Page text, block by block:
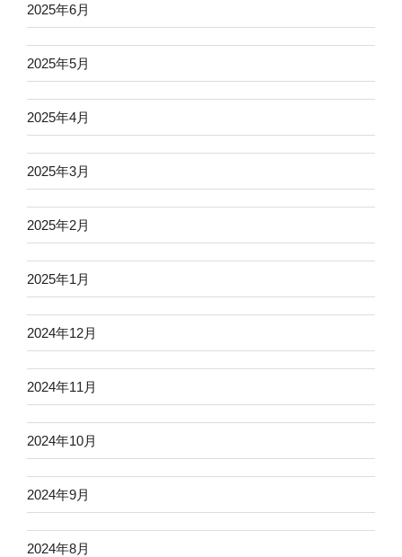
2025年6月
2025年5月
2025年4月
2025年3月
2025年2月
2025年1月
2024年12月
2024年11月
2024年10月
2024年9月
2024年8月